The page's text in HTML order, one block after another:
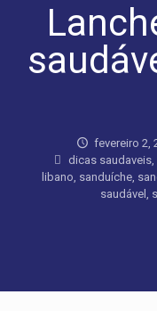
fevereiro 2,
dicas saudaveis,
libano, sanduíche,
saudável ,